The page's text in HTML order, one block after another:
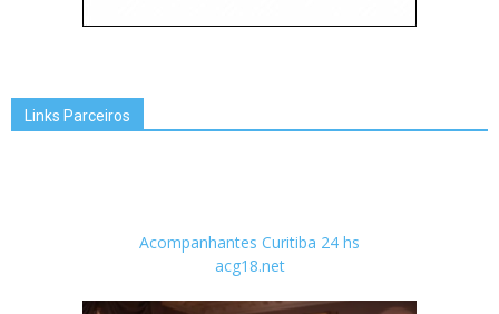
Links Parceiros
Acompanhantes Curitiba 24 hs
acg18.net